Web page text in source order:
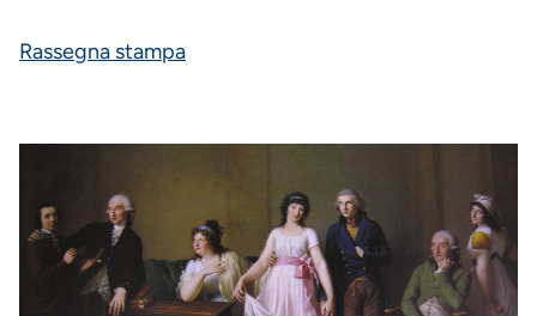
Rassegna stampa